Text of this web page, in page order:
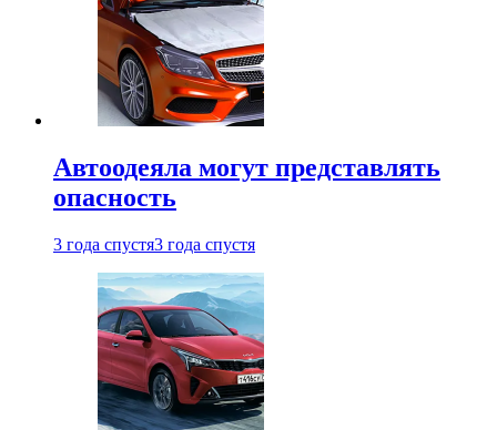
Автоодеяла могут представлять
опасность
3 года спустя3 года спустя